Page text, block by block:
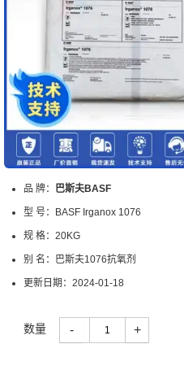
品 牌： 巴斯夫BASF
型 号： BASF Irganox 1076
规 格： 20KG
别 名： 巴斯夫1076抗氧剂
更新日期： 2024-01-18
数量 - +